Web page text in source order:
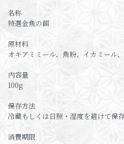
名称
特選金魚の餌
原材料
オキアミミール、魚粉、イカミール
内容量
100g
保存方法
冷蔵もしくは日照・湿度を避けて保
消費期限